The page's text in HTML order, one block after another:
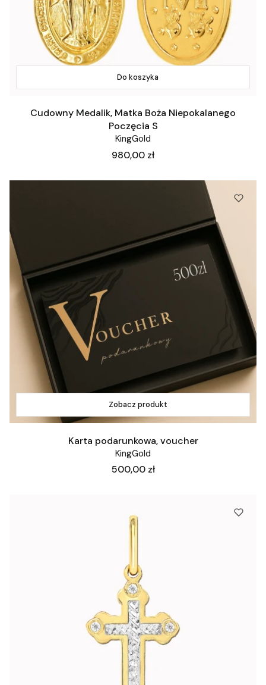
Do koszyka
Cudowny Medalik, Matka Boża Niepokalanego
Poczęcia S
KingGold
Cena
980,00 zł
Zobacz produkt
Karta podarunkowa, voucher
KingGold
Cena
500,00 zł